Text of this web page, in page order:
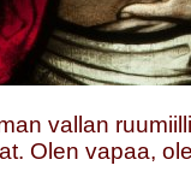
vallan
Olen vapaa,